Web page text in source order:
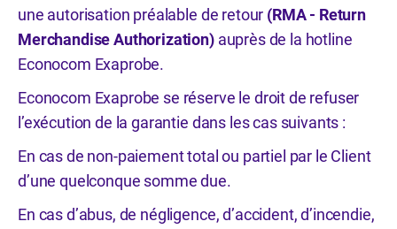
une autorisation préalable de retour (RMA - Return
Merchandise Authorization)auprès de la hotline
Econocom Exaprobe.
Econocom Exaprobe se réserve le droit de refuser
l’exécution de la garantie dans les cas suivants :
En cas de non-paiement total ou partiel par le Client
d’une quelconque somme due.
En cas d’abus, de négligence, d’accident, d’incendie,